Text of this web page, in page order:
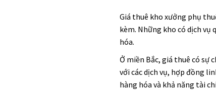
Giá thuê kho xưởng phụ
kèm. Những kho có dịch vụ
hóa.
Ở miền Bắc, giá thuê có sự
với các dịch vụ, hợp đồng
hàng hóa và khả năng tài